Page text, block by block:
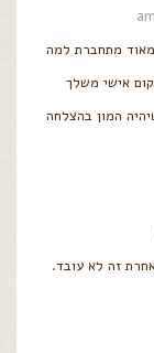
מאוד מתחברת למה
אישי משלך
המון בהצלחה
זה לא עובד.